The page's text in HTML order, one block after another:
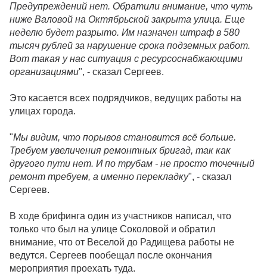
Предупреждений нет. Обратили внимание, что чуть
ниже Валовой на Октябрьской закрыта улица. Еще
неделю будет разрыто. Им назначен штраф в 580
тысяч рублей за нарушение срока подземных работ.
Вот такая у нас ситуация с ресурсоснабжающими
организациями", - сказал Сергеев.
Это касается всех подрядчиков, ведущих работы на
улицах города.
"Мы видим, что порывов становится всё больше.
Требуем увеличения ремонтных бригад, так как
другого пути нет. И по трубам - не просто точечный
ремонт требуем, а именно перекладку", - сказал
Сергеев.
В ходе брифинга один из участников написал, что
только что был на улице Соколовой и обратил
внимание, что от Веселой до Радищева работы не
ведутся. Сергеев пообещал после окончания
мероприятия проехать туда.